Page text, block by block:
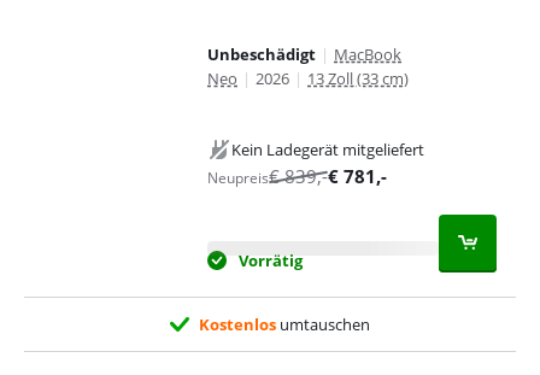
Unbeschädigt | MacBook
Neo | 2026 | 13 Zoll (33 cm)
Kein Ladegerät mitgeliefert
Neupreis€839,-€ 781,-
Vorrätig
Kostenlos umtauschen